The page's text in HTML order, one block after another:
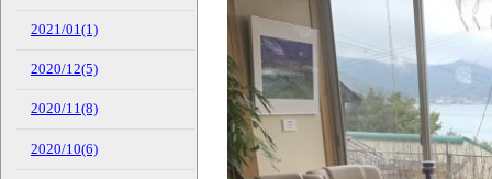
2021/01(1)
2020/12(5)
2020/11(8)
2020/10(6)